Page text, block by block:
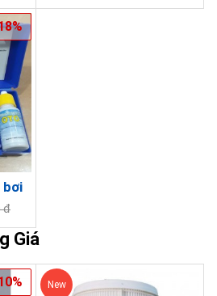
bơi
đ
Giá
New